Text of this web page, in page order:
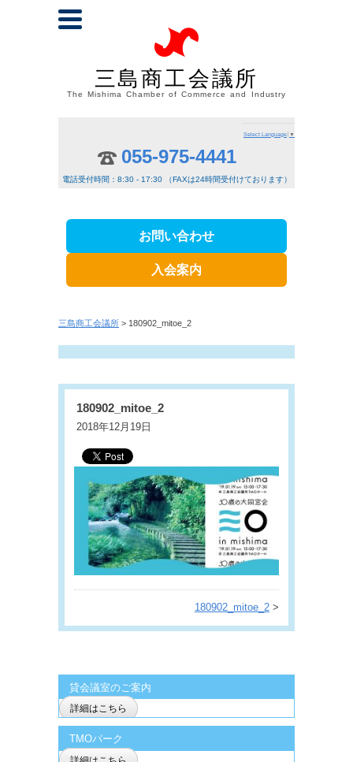
三島商工会議所
The Mishima Chamber of Commerce and Industry
Select Language ▼
055-975-4441
電話受付時間：8:30 - 17:30 （FAXは24時間受付けております）
お問い合わせ
入会案内
三島商工会議所 > 180902_mitoe_2
180902_mitoe_2
2018年12月19日
180902_mitoe_2>
貸会議室のご案内
詳細はこちら
TMOパーク